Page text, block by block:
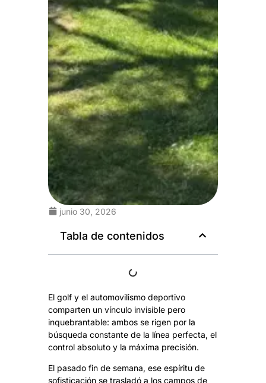
junio 30, 2026
Tabla de contenidos
El golf y el automovilismo deportivo
comparten un vínculo invisible pero
inquebrantable: ambos se rigen por la
búsqueda constante de la línea perfecta, el
control absoluto y la máxima precisión.
El pasado fin de semana, ese espíritu de
sofisticación se trasladó a los campos de